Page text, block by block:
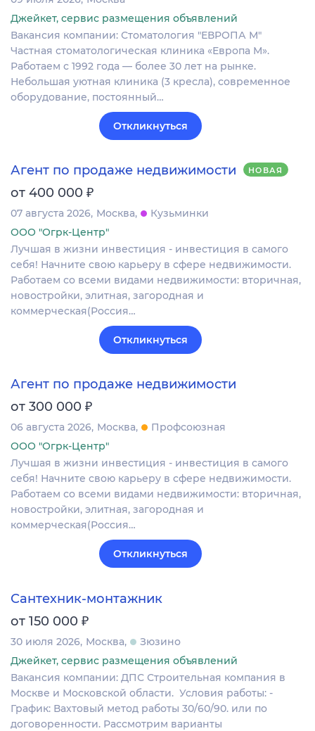
Джейкет, сервис размещения объявлений
Вакансия компании: Стоматология "ЕВРОПА М"
Частная стоматологическая клиника «Европа М».
Работаем с 1992 года — более 30 лет на рынке.
Небольшая уютная клиника (3 кресла), современное
оборудование, постоянный…
Откликнуться
Агент по продаже недвижимости НОВАЯ
от 400 000 ₽
07 августа 2026 Москва
Кузьминки
ООО "Огрк-Центр"
Лучшая в жизни инвестиция - инвестиция в самого
себя! Начните свою карьеру в сфере недвижимости.
Работаем со всеми видами недвижимости: вторичная,
новостройки, элитная, загородная и
коммерческая(Россия…
Откликнуться
Агент по продаже недвижимости
от 300 000 ₽
06 августа 2026 Москва
Профсоюзная
ООО "Огрк-Центр"
Лучшая в жизни инвестиция - инвестиция в самого
себя! Начните свою карьеру в сфере недвижимости.
Работаем со всеми видами недвижимости: вторичная,
новостройки, элитная, загородная и
коммерческая(Россия…
Откликнуться
Сантехник-монтажник
от 150 000 ₽
30 июля 2026 Москва
Зюзино
Джейкет, сервис размещения объявлений
Вакансия компании: ДПС Строительная компания в
Москве и Московской области. Условия работы: -
График: Вахтовый метод работы 30/60/90. или по
договоренности. Рассмотрим варианты